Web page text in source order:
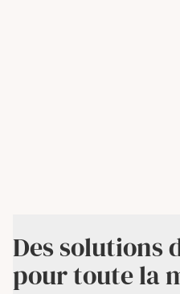
Des solutions
pour toute la